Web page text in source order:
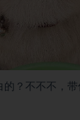
的？不不不，